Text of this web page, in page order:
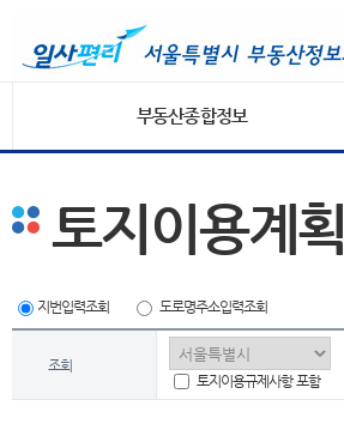
부동산종합정보
토지이용계
지번입력조회 도로명주소입력조회
조회
토지이용규제사항 포함